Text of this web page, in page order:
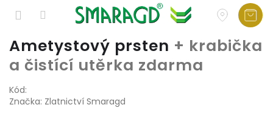
Přejít
na
obsah
Ametystový prsten + krabička
a čistící utěrka zdarma
Kód:
Značka: Zlatnictví Smaragd